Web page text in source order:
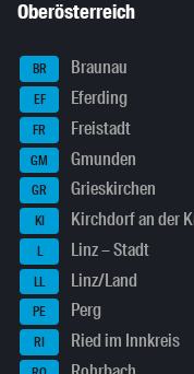
Oberösterreich
BR Braunau
EF Eferding
FR Freistadt
GM Gmunden
GR Grieskirchen
KI Kirchdorf an der
L Linz – Stadt
LL Linz/Land
PE Perg
RI Ried im Innkreis